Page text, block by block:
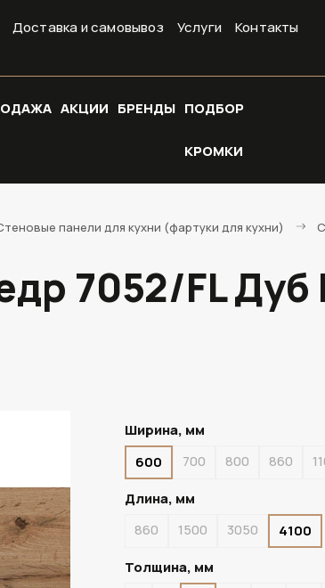
Доставка и самовывоз Услуги Контакты
АКЦИИ БРЕНДЫ ПОДБОР
КРОМКИ
панели для кухни (фартуки для кухни)
7052/FL
В НАЛИЧИИ
Ширина, мм
600
700 800 860
Длина, мм
860
1500 3050
4100
Толщина, мм